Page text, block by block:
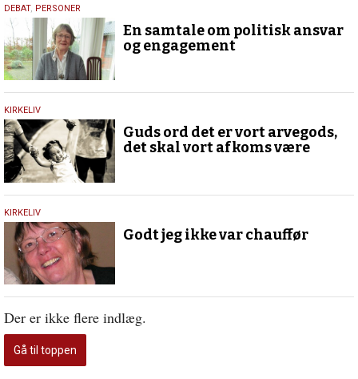
21.
februar
2019
DEBAT, PERSONER
En samtale om politisk ansvar
og engagement
6.
juli
2017
KIRKELIV
Guds ord det er vort arvegods,
det skal vort afkoms være
29.
januar
2016
KIRKELIV
Godt jeg ikke var chauffør
Der er ikke flere indlæg.
Gå til toppen